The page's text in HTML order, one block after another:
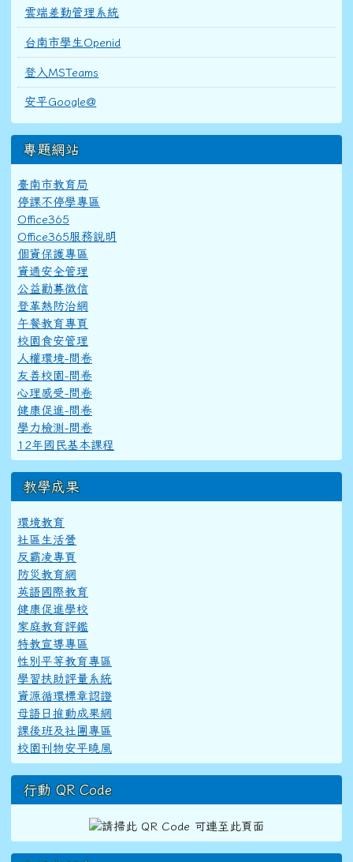
雲端差勤管理系統
台南市學生Openid
登入MSTeams
安平Google@
專題網站
臺南市教育局
停課不停學專區
Office365
Office365服務說明
個資保護專區
資通安全管理
公益勸募徵信
登革熱防治網
午餐教育專頁
校園食安管理
人權環境-問卷
友善校園-問卷
心理感受-問卷
健康促進-問卷
學力檢測-問卷
12年國民基本課程
教學成果
環境教育
社區生活營
反霸凌專頁
防災教育網
英語國際教育
健康促進學校
家庭教育評鑑
特教宣導專區
性別平等教育專區
學習扶助評量系統
資源循環標章認證
母語日推動成果網
課後班及社團專區
校園刊物安平曉風
行動 QR Code